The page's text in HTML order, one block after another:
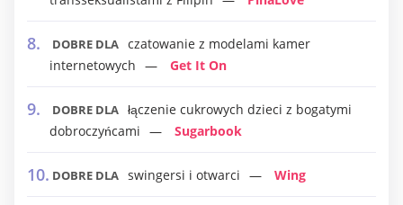
DOBRE DLA czatowanie z modelami kamer
internetowych
Get It On
DOBRE DLA łączenie cukrowych dzieci z bogatymi
dobroczyńcami
Sugarbook
DOBRE DLA swingersi i otwarci Wing